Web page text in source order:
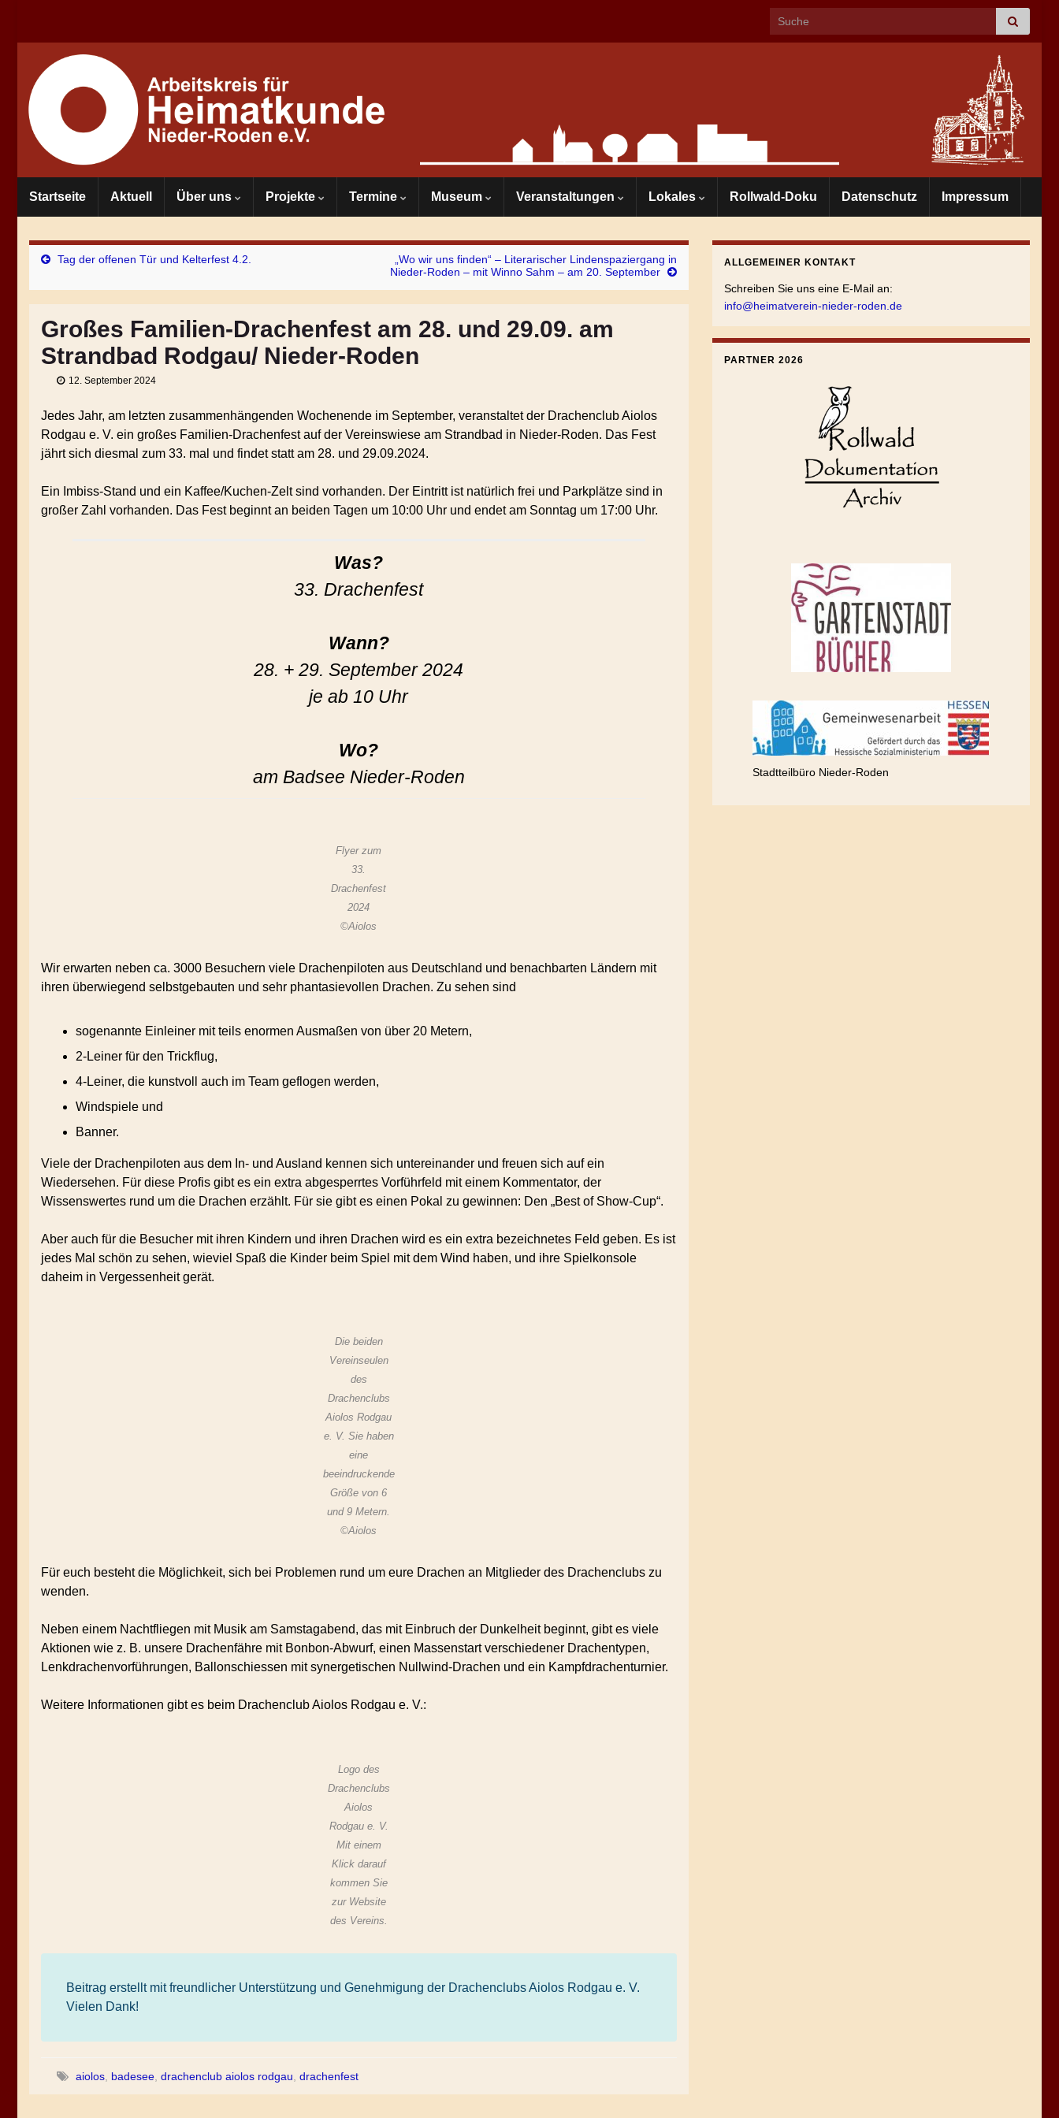
Search for:
Startseite Aktuell Über uns Projekte Termine Museum Veranstaltungen Lokales Rollwald-Doku Datenschutz Impressum
Tag der offenen Tür und Kelterfest 4.2.
„Wo wir uns finden“ – Literarischer Lindenspaziergang in
Nieder-Roden – mit Winno Sahm – am 20. September
Großes Familien-Drachenfest am 28. und 29.09. am
Strandbad Rodgau/ Nieder-Roden
12. September 2024
Jedes Jahr, am letzten zusammenhängenden Wochenende im September, veranstaltet der Drachenclub Aiolos
Rodgau e. V. ein großes Familien-Drachenfest auf der Vereinswiese am Strandbad in Nieder-Roden. Das Fest
jährt sich diesmal zum 33. mal und findet statt am 28. und 29.09.2024.
Ein Imbiss-Stand und ein Kaffee/Kuchen-Zelt sind vorhanden. Der Eintritt ist natürlich frei und Parkplätze sind in
großer Zahl vorhanden. Das Fest beginnt an beiden Tagen um 10:00 Uhr und endet am Sonntag um 17:00 Uhr.
Was?
33. Drachenfest
Wann?
28. + 29. September 2024
je ab 10 Uhr
Wo?
am Badsee Nieder-Roden
Flyer zum
33.
Drachenfest
2024
©Aiolos
Wir erwarten neben ca. 3000 Besuchern viele Drachenpiloten aus Deutschland und benachbarten Ländern mit
ihren überwiegend selbstgebauten und sehr phantasievollen Drachen. Zu sehen sind
sogenannte Einleiner mit teils enormen Ausmaßen von über 20 Metern,
2-Leiner für den Trickflug,
4-Leiner, die kunstvoll auch im Team geflogen werden,
Windspiele und
Banner.
Viele der Drachenpiloten aus dem In- und Ausland kennen sich untereinander und freuen sich auf ein
Wiedersehen. Für diese Profis gibt es ein extra abgesperrtes Vorführfeld mit einem Kommentator, der
Wissenswertes rund um die Drachen erzählt. Für sie gibt es einen Pokal zu gewinnen: Den „Best of Show-Cup“.
Aber auch für die Besucher mit ihren Kindern und ihren Drachen wird es ein extra bezeichnetes Feld geben. Es ist
jedes Mal schön zu sehen, wieviel Spaß die Kinder beim Spiel mit dem Wind haben, und ihre Spielkonsole
daheim in Vergessenheit gerät.
Die beiden
Vereinseulen
des
Drachenclubs
Aiolos Rodgau
e. V. Sie haben
eine
beeindruckende
Größe von 6
und 9 Metern.
©Aiolos
Für euch besteht die Möglichkeit, sich bei Problemen rund um eure Drachen an Mitglieder des Drachenclubs zu
wenden.
Neben einem Nachtfliegen mit Musik am Samstagabend, das mit Einbruch der Dunkelheit beginnt, gibt es viele
Aktionen wie z. B. unsere Drachenfähre mit Bonbon-Abwurf, einen Massenstart verschiedener Drachentypen,
Lenkdrachenvorführungen, Ballonschiessen mit synergetischen Nullwind-Drachen und ein Kampfdrachenturnier.
Weitere Informationen gibt es beim Drachenclub Aiolos Rodgau e. V.:
Logo des
Drachenclubs
Aiolos
Rodgau e. V.
Mit einem
Klick darauf
kommen Sie
zur Website
des Vereins.
Beitrag erstellt mit freundlicher Unterstützung und Genehmigung der Drachenclubs Aiolos Rodgau e. V.
Vielen Dank!
aiolos badesee drachenclub aiolos rodgau drachenfest
ALLGEMEINER KONTAKT
Schreiben Sie uns eine E-Mail an:
info@heimatverein-nieder-roden.de
PARTNER 2026
Stadtteilbüro Nieder-Roden